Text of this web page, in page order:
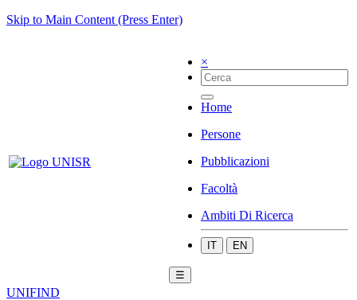
Skip to Main Content (Press Enter)
×
Home
Persone
Pubblicazioni
Facoltà
Ambiti Di Ricerca
IT EN
☰
UNIFIND